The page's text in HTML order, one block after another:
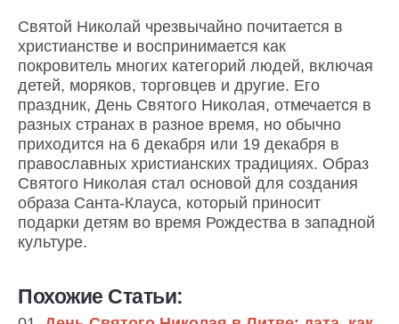
Святой Николай чрезвычайно почитается в
христианстве и воспринимается как
покровитель многих категорий людей, включая
детей, моряков, торговцев и другие. Его
праздник, День Святого Николая, отмечается в
разных странах в разное время, но обычно
приходится на 6 декабря или 19 декабря в
православных христианских традициях. Образ
Святого Николая стал основой для создания
образа Санта-Клауса, который приносит
подарки детям во время Рождества в западной
культуре.
Похожие Статьи: